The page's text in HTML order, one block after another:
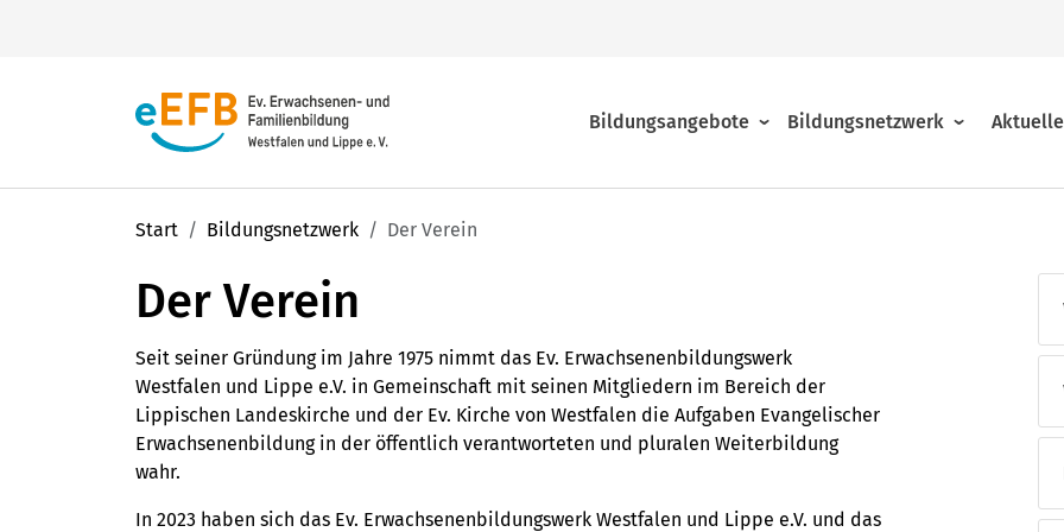
Bildungsangebote
Finden Sie aus jährlich
Veranstaltungen, Seminaren,
Beruf und Pädagogik
Bildungsnetzwerk
und Familienbildungsnetzwerk
zahlreichen Angeboten heißt Sie
herzlich willkommen!
Akademien und Tagungshäuser
Sie haben eine Frage?
info@ev-bildung.de
Jahresprogramme
Start Bildungsnetzwerk Der Verein
Der Verein
Seit seiner Gründung im Jahre 1975 nimmt das Ev. Erwachsenenbildungswerk
Westfalen und Lippe e.V. in Gemeinschaft mit seinen Mitgliedern im Bereich der
Lippischen Landeskirche und der Ev. Kirche von Westfalen die Aufgaben Evangelischer
Erwachsenenbildung in der öffentlich verantworteten und pluralen Weiterbildung
wahr.
In 2023 haben sich das Ev. Erwachsenenbildungswerk Westfalen und Lippe e.V. und das